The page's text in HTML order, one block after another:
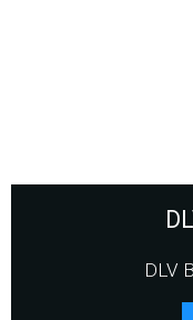
DLV